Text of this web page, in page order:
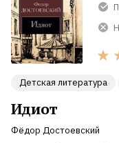
Детская литература
Идиот
Фёдор Достоевский